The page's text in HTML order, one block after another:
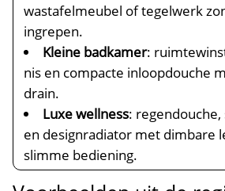
wastafelmeubel of tegelwerk
ingrepen.
Kleine badkamer:
nis en compacte inloopdouche
drain.
Luxe wellness:
en designradiator met dimbare
slimme bediening.